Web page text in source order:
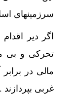
سرزمینهای
اگر دیر
تحرکی و بی
مالی در
غربی بپردازند .